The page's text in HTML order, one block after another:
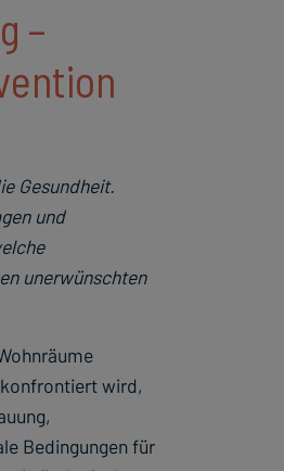
–
Gesundheit.
und
unerwünschten
konfrontiert wird,
Bedingungen für